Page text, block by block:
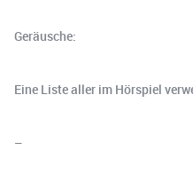
Geräusche:
Eine Liste aller im Hörspiel
–